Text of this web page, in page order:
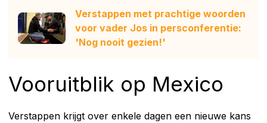
Verstappen met prachtige woorden
voor vader Jos in persconferentie:
'Nog nooit gezien!'
Vooruitblik op Mexico
Verstappen krijgt over enkele dagen een nieuwe kans